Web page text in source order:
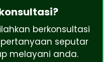
berkonsultasi
seputar
melayani anda.